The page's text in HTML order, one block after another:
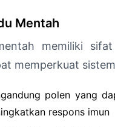
Mentah
memiliki
memperkuat
polen yang
respons imun